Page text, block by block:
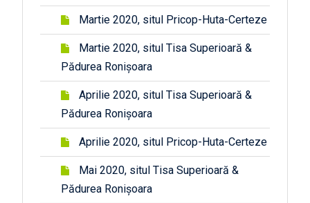
Martie 2020, situl Pricop-Huta-Certeze
Martie 2020, situl Tisa Superioară &
Pădurea Ronișoara
Aprilie 2020, situl Tisa Superioară &
Pădurea Ronișoara
Aprilie 2020, situl Pricop-Huta-Certeze
Mai 2020, situl Tisa Superioară &
Pădurea Ronișoara